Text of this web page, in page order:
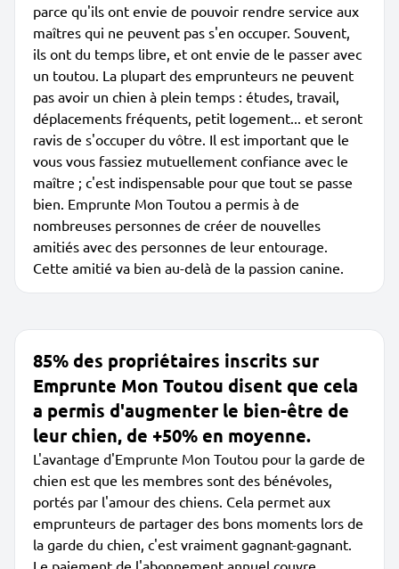
parce qu'ils ont envie de pouvoir rendre service aux
maîtres qui ne peuvent pas s'en occuper. Souvent,
ils ont du temps libre, et ont envie de le passer avec
un toutou. La plupart des emprunteurs ne peuvent
pas avoir un chien à plein temps : études, travail,
déplacements fréquents, petit logement... et seront
ravis de s'occuper du vôtre. Il est important que le
vous vous fassiez mutuellement confiance avec le
maître ; c'est indispensable pour que tout se passe
bien. Emprunte Mon Toutou a permis à de
nombreuses personnes de créer de nouvelles
amitiés avec des personnes de leur entourage.
Cette amitié va bien au-delà de la passion canine.
85% des propriétaires inscrits sur
Emprunte Mon Toutou disent que cela
a permis d'augmenter le bien-être de
leur chien, de +50% en moyenne.
L'avantage d'Emprunte Mon Toutou pour la garde de
chien est que les membres sont des bénévoles,
portés par l'amour des chiens. Cela permet aux
emprunteurs de partager des bons moments lors de
la garde du chien, c'est vraiment gagnant-gagnant.
Le paiement de l'abonnement annuel couvre